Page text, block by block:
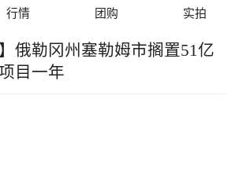
行情 团购 实拍
俄勒冈州塞勒姆市搁置51亿
目一年